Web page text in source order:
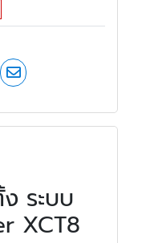
ระบบ
XCT8